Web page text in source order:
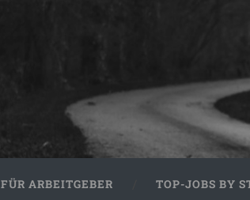
FÜR ARBEITGEBER TOP-JOBS BY